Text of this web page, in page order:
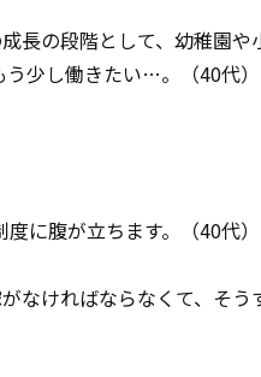
長の段階として、幼稚園
少し働きたい…。（40代）
に腹が立ちます。（40代）
なければならなくて、そ